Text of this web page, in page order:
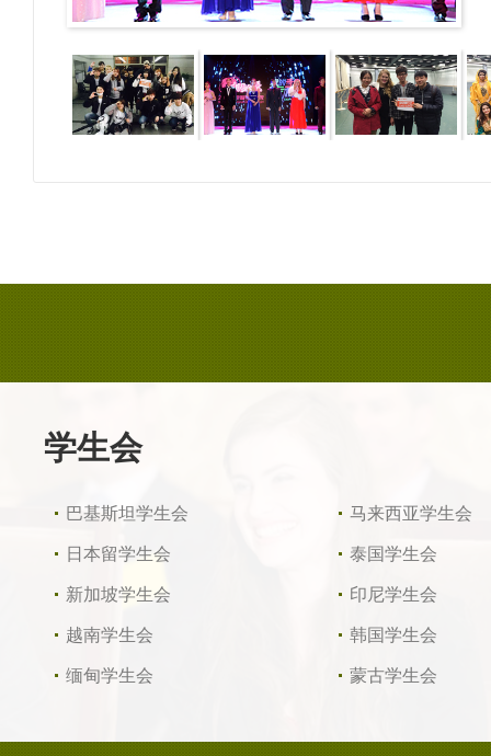
学生会
巴基斯坦学生会
日本留学生会
新加坡学生会
越南学生会
缅甸学生会
马来西亚学生会
泰国学生会
印尼学生会
韩国学生会
蒙古学生会